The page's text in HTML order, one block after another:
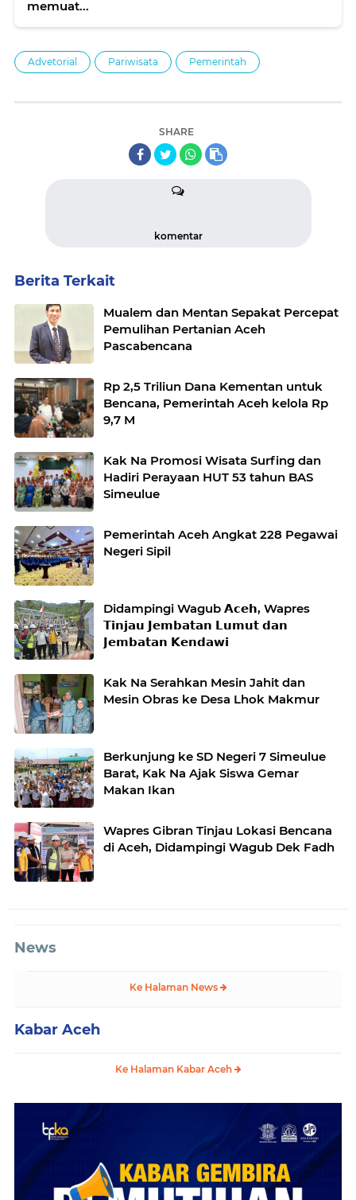
memuat...
Advetorial Pariwisata Pemerintah
SHARE
komentar
Berita Terkait
Mualem dan Mentan Sepakat Percepat
Pemulihan Pertanian Aceh
Pascabencana
Rp 2,5 Triliun Dana Kementan untuk
Bencana, Pemerintah Aceh kelola Rp
9,7 M
Kak Na Promosi Wisata Surfing dan
Hadiri Perayaan HUT 53 tahun BAS
Simeulue
Pemerintah Aceh Angkat 228 Pegawai
Negeri Sipil
Didampingi Wagub 𝗔𝗰𝗲𝗵, Wapres
𝗧𝗶𝗻𝗷𝗮𝘂 𝗝𝗲𝗺𝗯𝗮𝘁𝗮𝗻 𝗟𝘂𝗺𝘂𝘁 𝗱𝗮𝗻
𝗝𝗲𝗺𝗯𝗮𝘁𝗮𝗻 𝗞𝗲𝗻𝗱𝗮𝘄𝗶
Kak Na Serahkan Mesin Jahit dan
Mesin Obras ke Desa Lhok Makmur
Berkunjung ke SD Negeri 7 Simeulue
Barat, Kak Na Ajak Siswa Gemar
Makan Ikan
Wapres Gibran Tinjau Lokasi Bencana
di Aceh, Didampingi Wagub Dek Fadh
News
Ke Halaman News
Kabar Aceh
Ke Halaman Kabar Aceh